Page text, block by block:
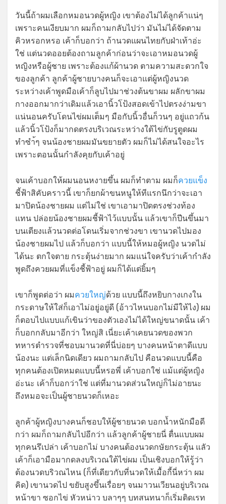
วันนี้ถ้าผมเลือกหมอนวดผู้หญิง เขาต้องไม่ได้ลูกค้าแน่ๆ
เพราะคนเงียบมาก ผมก็ถามกลับไปว่า มันไม่ได้จัดตาม
คิวหรอกหรอ เค้าก็บอกว่า ถ้านวดแผนไทยกับฝ่าเท้าอ่ะ
ใช่ แต่นวดออยต้องถามลูกค้าก่อนว่าจะเอาหมอนวดผู้
หญิงหรือผู้ชาย เพราะต้องแก้ผ้านวด ตามความสะดวกใจ
ของลูกค้า ลูกค้าผู้ชายบางคนก็จะเอาแต่ผู้หญิงนวด
ระหว่างเค้าพูดมือเค้าก็ลูบไปมาช่วงต้นขาผม ผลักขาผม
กางออกมากว่าเดิมแล้วเอานิ้วโป้งสอดเข้าไปตรงง่ามขา
แน่นอนครับโดนไข่ผมเต็มๆ มือกับนิ้วอื่นก็วนๆ อยู่แถวก้น
แล้วนิ้วโป้งก็มากดตรงบริเวณระหว่างใต้ไข่กับรูตูดผม
ทำซำ้ๆ จนน้องชายผมมันขยายตัว ผมก็ไม่ได้สนใจอะไร
เพราะตอนนั้นกำลังคุยกับเค้าอยู่
จนเค้าบอกให้ผมนอนหงายขึ้น ผมก็ทำตาม ผมก็ควยแข็ง
ชี้ฟ้าสิคับคราวนี้ เขาก็ยกผ้าขนหนูให้ทีแรกนึกว่าจะเอา
มาปิดน้องชายผม แต่ไม่ใช่ เขาเอามาปิดตรงช่วงท้อง
แทน ปล่อยน้องชายผมชี้ฟ้าไว้แบบนั้น แล้วเขาก็ปีนขึ้นมา
บนเตียงแล้วนวดต่อโดนเริ่มจากช่วงขา เขานวดไปมอง
น้องชายผมไป แล้วก็บอกว่า แบบนี้ให้หมอผู้หญิง นวดไม่
ได้นะ ตกใจตาย กระตุ้นง่ายมาก ผมแน่ใจครับว่าเค้ากำลัง
พูดถึงควยผมที่แข็งชี้ฟ้าอยู่ ผมก็ได้แต่ยิ้มๆ
เขาก็พูดต่อว่า ผมควยใหญ่ด้วย แบบนี้ถึงหยิบกางเกงใน
กระดาษให้ใส่ก็เอาไม่อยู่อยู่ดี (อ้าวไหนบอกไม่มีให้ไง) ผม
ก็ตอบไปแบบแก้เขินว่าของตัวเองไม่ได้ใหญ่ขนาดนั้น เค้า
ก็บอกกลับมาอีกว่า ใหญ่สิ เนี่ยะเค้าเคยนวดของพวก
ทหารตำรวจที่ชอบมานวดที่นี่บ่อยๆ บางคนหน้าตาดีแบบ
น้องนะ แต่เล็กนิดเดียว ผมถามกลับไป คือนวดแบบนี้คือ
ทุกคนต้องเปิดหมดแบบนี้หรอพี่ เค้าบอกใช่ แม้แต่ผู้หญิง
อ่ะนะ เค้าก็บอกว่าใช่ แต่ที่มานวดส่วนใหญ่ก็ไม่อายนะ
ถึงหมอจะเป็นผู้ชายนวดก็เหอะ
ลูกค้าผู้หญิงบางคนก็ชอบให้ผู้ชายนวด บอกน้ำหนักมือดี
กว่า ผมก็ถามกลับไปอีกว่า แล้วลูกค้าผู้ชายนี่ ตื่นแบบผม
ทุกคนรึเปล่า เค้าบอกไม่ บางคนต้องนวดกษัยกระตุ้น แลัว
เค้าก็เอามือมากดลงบริเวณใต้ไข่ผม เป็นเชิงบอกให้รู้ว่า
ต้องนวดบริวณไหน (ก็ที่เดียวกับที่นวดให้เมื้อกี้นี่หว่า ผม
คิด) เขานวดไป ขยับสูงขึ้นเรื่อยๆ จนมาวนเวียนอยู่บริเวณ
หน้าขา ซอกไข่ หัวหน่าว บลาๆๆ บทสนทนาก็เริ่มติดเรท